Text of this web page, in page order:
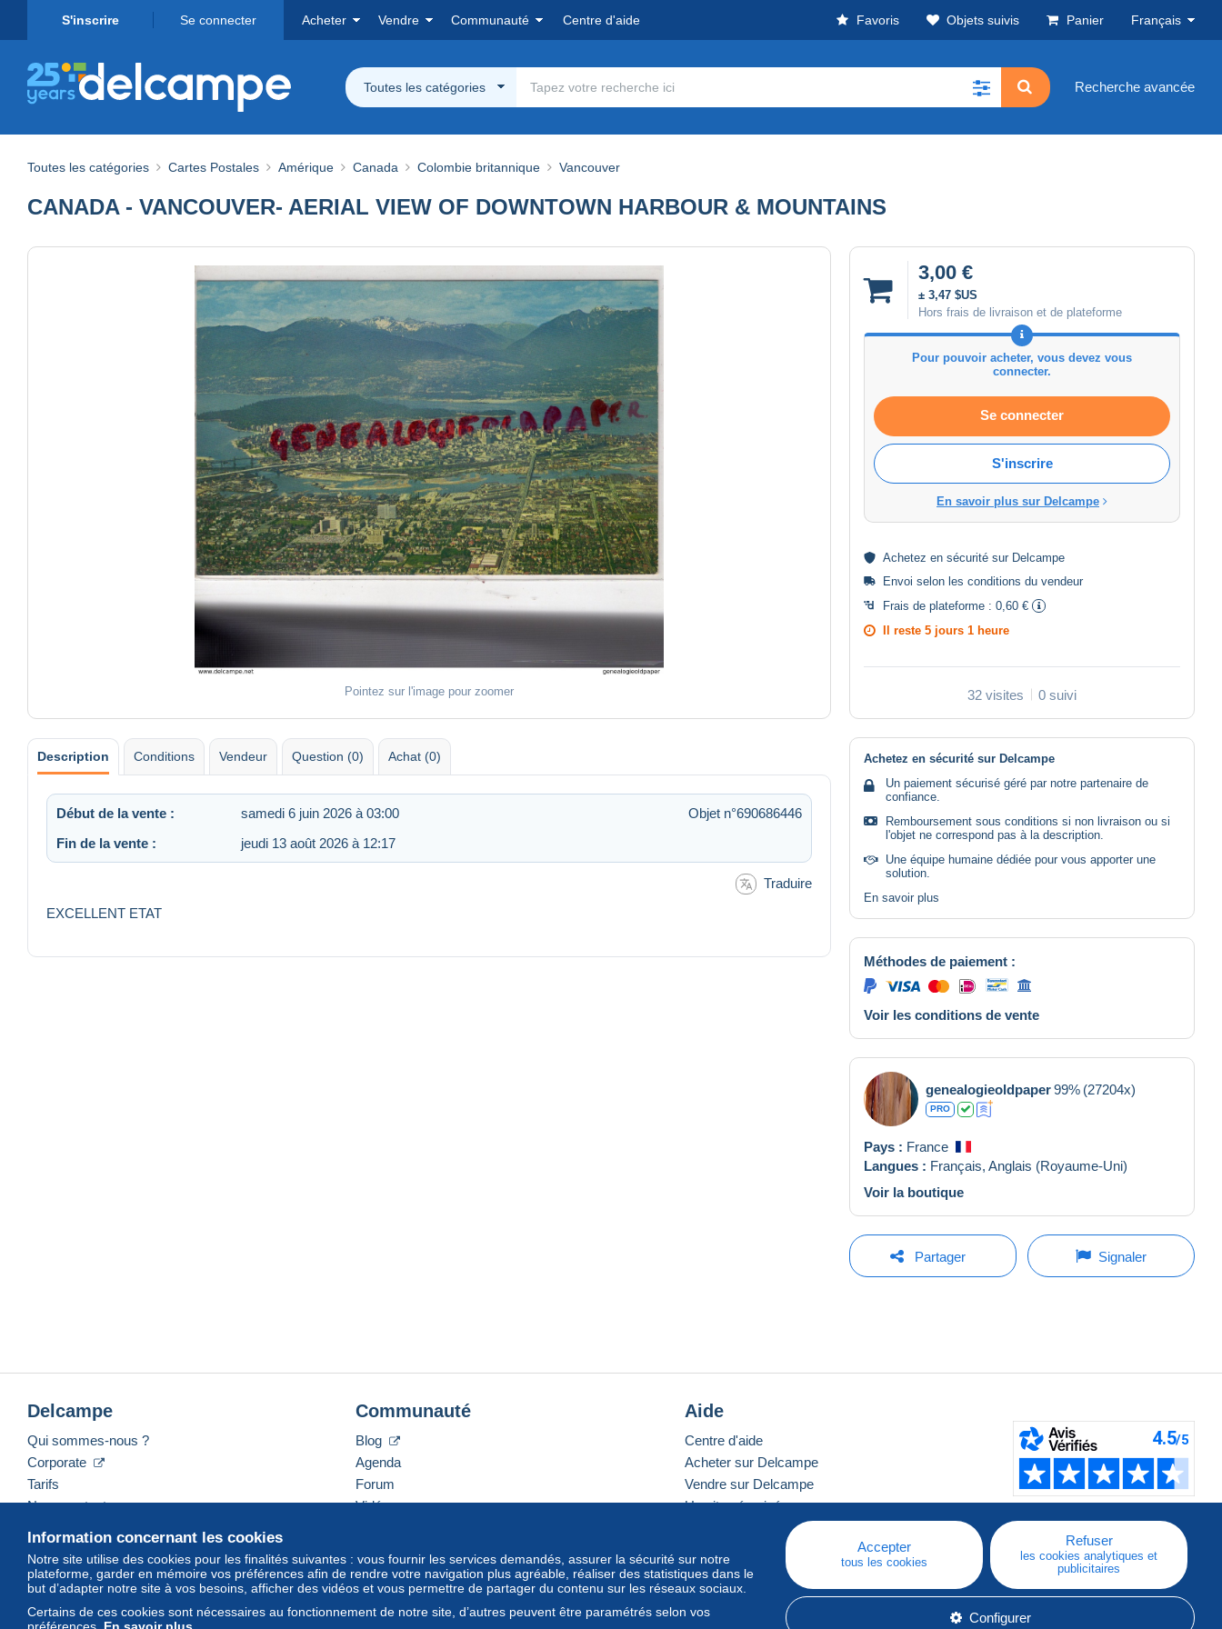
S'inscrire Se connecter Acheter Vendre Communauté Centre d'aide Favoris Objets suivis Panier Français
Toutes les catégories Recherche avancée
Toutes les catégories Cartes Postales Amérique Canada Colombie britannique Vancouver
CANADA - VANCOUVER- AERIAL VIEW OF DOWNTOWN HARBOUR & MOUNTAINS
Pointez sur l'image pour zoomer
3,00 €
± 3,47 $US
Hors frais de livraison et de plateforme
Pour pouvoir acheter, vous devez vous
connecter.
Se connecter
S'inscrire
En savoir plus sur Delcampe
Achetez en sécurité sur Delcampe
Envoi selon les conditions du vendeur
Frais de plateforme : 0,60 €
Il reste 5 jours 1 heure
32 visites 0 suivi
Description Conditions Vendeur Question (0) Achat (0)
Début de la vente : samedi 6 juin 2026 à 03:00
Objet n°690686446
Fin de la vente :
jeudi 13 août 2026 à 12:17
Traduire
EXCELLENT ETAT
Achetez en sécurité sur Delcampe
Un paiement sécurisé géré par notre partenaire de
confiance.
Remboursement sous conditions si non livraison ou si
l'objet ne correspond pas à la description.
Une équipe humaine dédiée pour vous apporter une
solution.
En savoir plus
Méthodes de paiement :
Voir les conditions de vente
genealogieoldpaper99% (27204x)
PRO
Pays : France
Langues : Français, Anglais (Royaume-Uni)
Voir la boutique
Partager Signaler
Information concernant les cookies
Notre site utilise des cookies pour les finalités suivantes : vous fournir les services demandés, assurer la sécurité sur notre
plateforme, garder en mémoire vos préférences afin de rendre votre navigation plus agréable, réaliser des statistiques dans le
but d’adapter notre site à vos besoins, afficher des vidéos et vous permettre de partager du contenu sur les réseaux sociaux.
Certains de ces cookies sont nécessaires au fonctionnement de notre site, d’autres peuvent être paramétrés selon vos
préférences. En savoir plus
Accepter
tous les cookies
Refuser
les cookies analytiques et
publicitaires
Configurer
Delcampe
Qui sommes-nous ?
Corporate
Tarifs
Nous contacter
Communauté
Blog
Agenda
Forum
Vidéos
Aide
Centre d'aide
Acheter sur Delcampe
Vendre sur Delcampe
Un site sécurisé
Français USD America/Indiana/Vevay Mode standard